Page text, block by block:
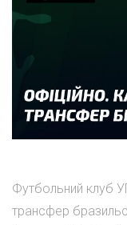
Футбольний клуб
трансфер